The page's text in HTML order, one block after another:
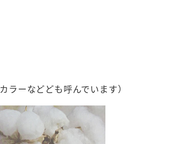
ラーなどども呼んでいます）